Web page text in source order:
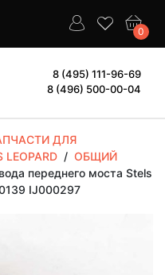
0
8 (495) 111-96-69
8 (496) 500-00-04
ДЛЯ
LEOPARD / ОБЩИЙ
переднего моста Stels
IJ000297